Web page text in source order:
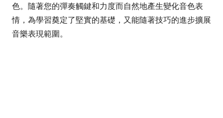
色。隨著您的彈奏觸鍵和力度而自然地產生變化音色表
情，為學習奠定了堅實的基礎，又能隨著技巧的進步擴展
音樂表現範圍。